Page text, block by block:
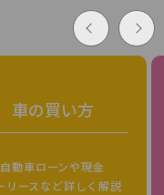
車の買い方
自動車ローンや現金
リースなど詳しく解説